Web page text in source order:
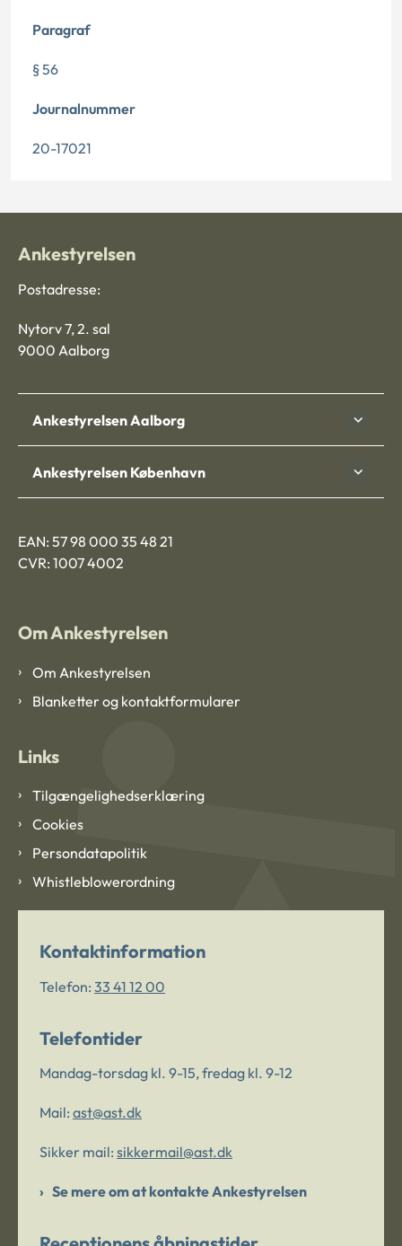
Paragraf
§ 56
Journalnummer
20-17021
Ankestyrelsen
Postadresse:
Nytorv 7, 2. sal
9000 Aalborg
Ankestyrelsen Aalborg
Ankestyrelsen København
EAN: 57 98 000 35 48 21
CVR: 1007 4002
Om Ankestyrelsen
Om Ankestyrelsen
Blanketter og kontaktformularer
Links
Tilgængelighedserklæring
Cookies
Persondatapolitik
Whistleblowerordning
Kontaktinformation
Telefon: 33 41 12 00
Telefontider
Mandag-torsdag kl. 9-15, fredag kl. 9-12
Mail: ast@ast.dk
Sikker mail: sikkermail@ast.dk
Se mere om at kontakte Ankestyrelsen